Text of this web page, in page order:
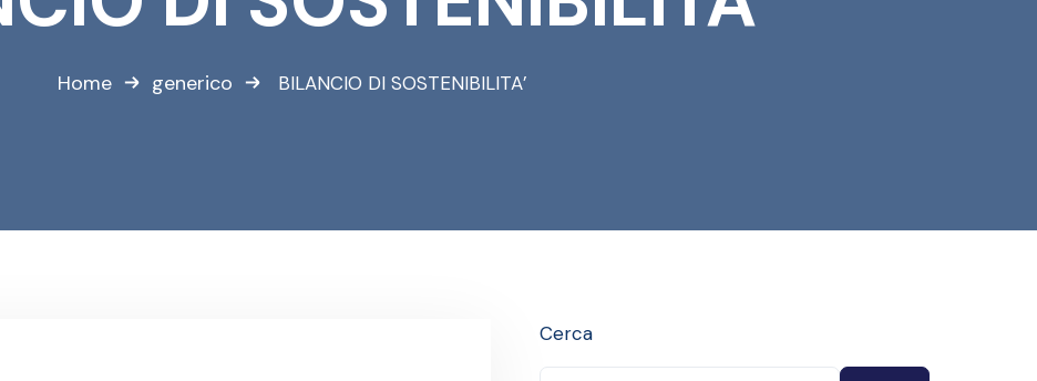
Home generico BILANCIO DI SOSTENIBILITA’
Cerca